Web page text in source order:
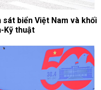
biển Việt Nam và khối
Kỹ thuật